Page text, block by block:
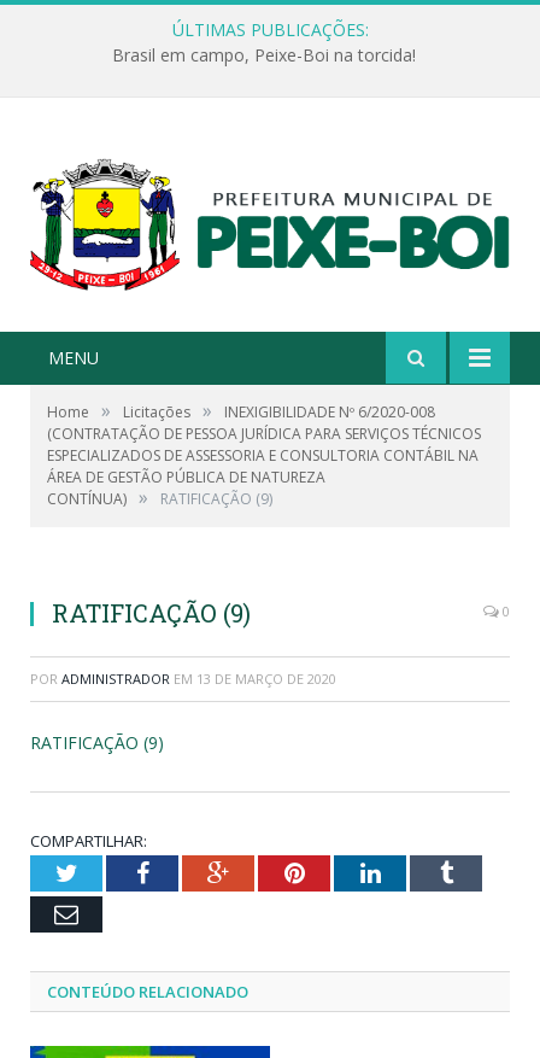
ÚLTIMAS PUBLICAÇÕES:
Brasil em campo, Peixe-Boi na torcida!
MENU
Home » Licitações »
INEXIGIBILIDADE Nº 6/2020-008
(CONTRATAÇÃO DE PESSOA JURÍDICA PARA SERVIÇOS TÉCNICOS
ESPECIALIZADOS DE ASSESSORIA E CONSULTORIA CONTÁBIL NA
ÁREA DE GESTÃO PÚBLICA DE NATUREZA
CONTÍNUA) » RATIFICAÇÃO (9)
RATIFICAÇÃO (9) 0
POR ADMINISTRADOR EM 13 DE MARÇO DE 2020
RATIFICAÇÃO (9)
COMPARTILHAR:
TwitterFacebookGoogle+PinterestLinkedInTumblr
Email
CONTEÚDO RELACIONADO